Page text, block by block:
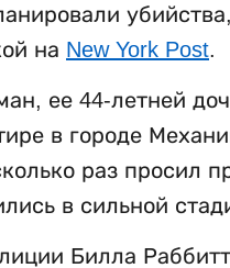
на New York Post.
ее 44-летней
в городе
раз просил
в сильной
Билла